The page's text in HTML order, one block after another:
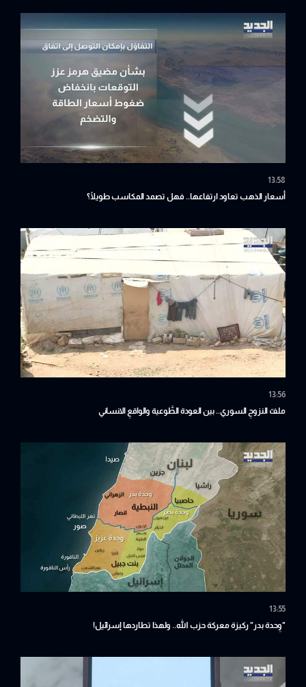
13:58
أسعار الذهب تعاود ارتفاعها.. فهل تصمد المكاسب طويلًا؟
13:56
ملفّ النزوحِ السوري.. بين العودة الطَّوعية والواقعِ الانساني
13:55
"وِحدة بدر" ركيزة معركة حزب الله.. ولهذا تطاردها إسرائيل!